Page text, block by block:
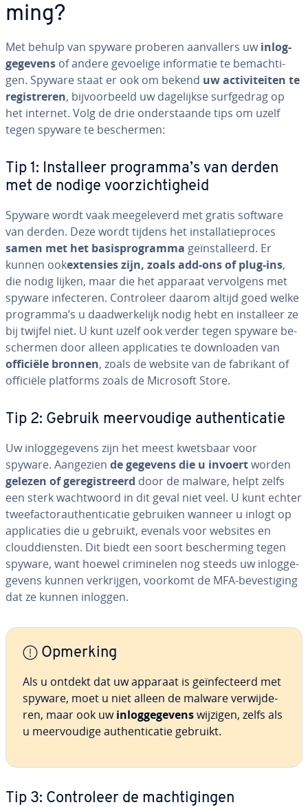
ming?
Met behulp van spyware proberen aan­val­lers uwin­log­
ge­ge­vens of andere gevoelige in­for­ma­tie te be­mach­ti­
gen. Spyware staat er ook om bekend uw ac­ti­vi­tei­ten te
re­gi­stre­ren, bij­voor­beeld uw da­ge­lijk­se surf­ge­drag op
het internet. Volg de drie on­der­staan­de tips om uzelf
tegen spyware te be­scher­men:
Tip 1: In­stal­leer programma’s van derden
met de nodige voor­zich­tig­heid
Spyware wordt vaak mee­ge­le­verd met gratis software
van derden. Deze wordt tijdens het in­stal­la­tie­pro­ces
samen met het ba­sis­pro­gram­ma ge­ïn­stal­leerd. Er
kunnen ookextensies zijn, zoals add-ons of plug-ins,
die nodig lijken, maar die het apparaat ver­vol­gens met
spyware in­fec­te­ren. Con­tro­leer daarom altijd goed welke
programma’s u daad­wer­ke­lijk nodig hebt en in­stal­leer ze
bij twijfel niet. U kunt uzelf ook verder tegen spyware be­
scher­men door alleen ap­pli­ca­ties te down­lo­a­den van
officiële bronnen, zoals de website van de fabrikant of
officiële platforms zoals de Microsoft Store.
Tip 2: Gebruik meer­vou­di­ge au­then­ti­ca­tie
Uw in­log­ge­ge­vens zijn het meest kwetsbaar voor
spyware. Aangezien de gegevens die u invoertworden
gelezen of ge­re­gi­streerd door de malware, helpt zelfs
een sterk wacht­woord in dit geval niet veel. U kunt echter
twee­f­ac­to­r­au­then­ti­ca­tie gebruiken wanneer u inlogt op
ap­pli­ca­ties die u gebruikt, evenals voor websites en
cloud­dien­sten. Dit biedt een soort be­scher­ming tegen
spyware, want hoewel cri­mi­ne­len nog steeds uw in­log­ge­
ge­vens kunnen ver­krij­gen, voorkomt de MFA-be­ves­ti­ging
dat ze kunnen inloggen.
Opmerking
Als u ontdekt dat uw apparaat is ge­ïn­fec­teerd met
spyware, moet u niet alleen de malware ver­wij­de­
ren, maar ook uwin­log­ge­ge­venswijzigen, zelfs als
u meer­vou­di­ge au­then­ti­ca­tie gebruikt.
Tip 3: Con­tro­leer de mach­ti­gin­gen